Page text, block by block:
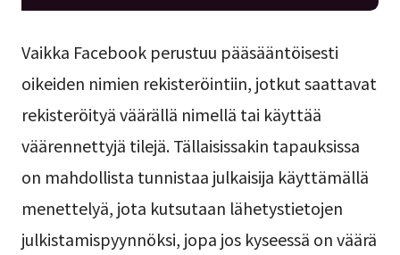
Vaikka Facebook perustuu pääsääntöisesti
oikeiden nimien rekisteröintiin, jotkut saattavat
rekisteröityä väärällä nimellä tai käyttää
väärennettyjä tilejä. Tällaisissakin tapauksissa
on mahdollista tunnistaa julkaisija käyttämällä
menettelyä, jota kutsutaan lähetystietojen
julkistamispyynnöksi, jopa jos kyseessä on väärä